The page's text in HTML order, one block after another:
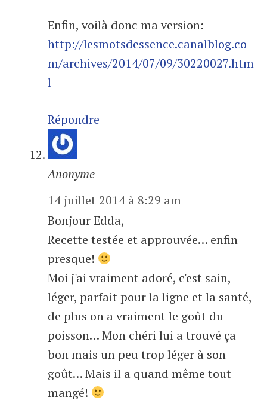
Enfin, voilà donc ma version:
http://lesmotsdessence.canalblog.co
m/archives/2014/07/09/30220027.htm
l
Répondre
Anonyme
14 juillet 2014 à 8:29 am
Bonjour Edda,
Recette testée et approuvée… enfin
presque!
Moi j'ai vraiment adoré, c'est sain,
léger, parfait pour la ligne et la santé,
de plus on a vraiment le goût du
poisson… Mon chéri lui a trouvé ça
bon mais un peu trop léger à son
goût… Mais il a quand même tout
mangé!